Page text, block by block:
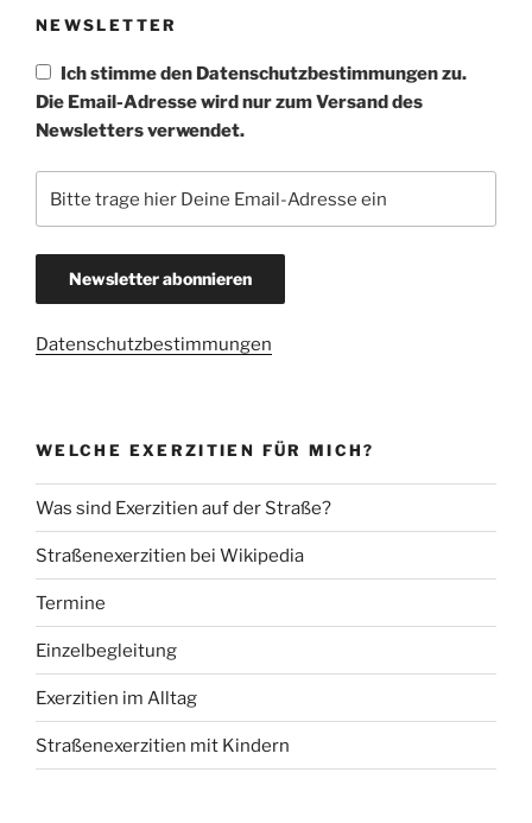
NEWSLETTER
Ich stimme den Datenschutzbestimmungen zu.
Die Email-Adresse wird nur zum Versand des
Newsletters verwendet.
Datenschutzbestimmungen
WELCHE EXERZITIEN FÜR MICH?
Was sind Exerzitien auf der Straße?
Straßenexerzitien bei Wikipedia
Termine
Einzelbegleitung
Exerzitien im Alltag
Straßenexerzitien mit Kindern